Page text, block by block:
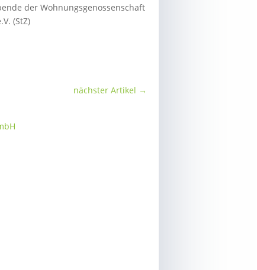
der Wohnungsgenossenschaft
(StZ)
nächster Artikel →